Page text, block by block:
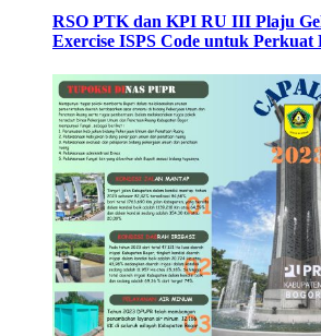
RSO PTK dan KPI RU III Plaju
Exercise ISPS Code untuk